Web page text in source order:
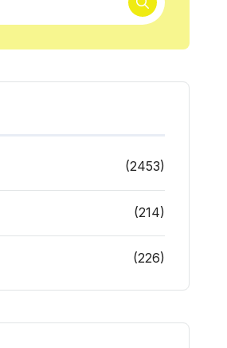
(2453)
(214)
(226)